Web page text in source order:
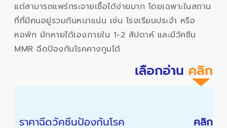
แต่สามารถแพร่กระจายเชื้อได้ง่ายมาก โดยเฉพาะในสถาน
ที่ที่มีคนอยู่รวมกันหนาแน่น เช่น โรงเรียนประจำ หรือ
หอพัก มักหายได้เองภายใน 1-2 สัปดาห์ และมีวัคซีน
MMR ฉีดป้องกันโรคคางทูมได้
ราคาฉีดวัคซีนป้องกันโรค
คลิก